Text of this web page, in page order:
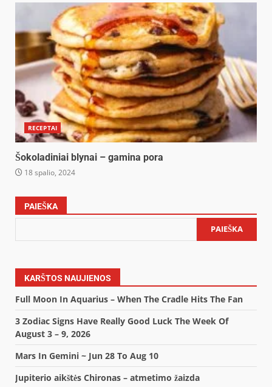
RECEPTAI
Šokoladiniai blynai – gamina pora
18 spalio, 2024
PAIEŠKA
PAIEŠKA
KARŠTOS NAUJIENOS
Full Moon In Aquarius – When The Cradle Hits The Fan
3 Zodiac Signs Have Really Good Luck The Week Of
August 3 – 9, 2026
Mars In Gemini ~ Jun 28 To Aug 10
Jupiterio aikštės Chironas – atmetimo žaizda